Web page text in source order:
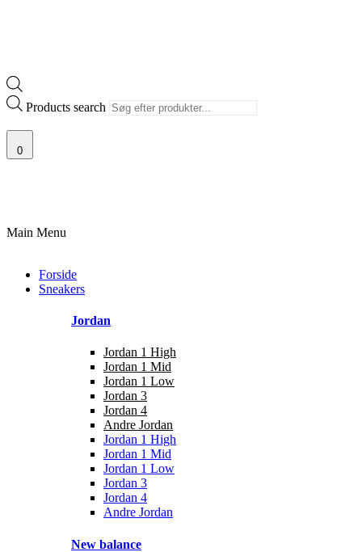
Products search
0
Main Menu
Forside
Sneakers
Jordan
Jordan 1 High
Jordan 1 Mid
Jordan 1 Low
Jordan 3
Jordan 4
Andre Jordan
Jordan 1 High
Jordan 1 Mid
Jordan 1 Low
Jordan 3
Jordan 4
Andre Jordan
New balance